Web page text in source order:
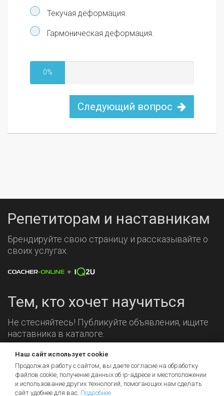
Текучая деформация.
Гармоническая деформация.
0%
Следующий вопрос
Репетиторам и наставникам
Брендируйте свою страницу и рассказывайте о
своих услугах.
Тем, кто хочет научиться
Не стесняйтесь! Публикуйте объявления, ищите
наставника в каталоге.
Мы на связи!
Наш сайт использует cookie
Продолжая работу с сайтом, вы даете согласие на обработку
файлов cookie, получение данных об ip-адресе и местоположении
и использование других технологий, помогающих нам сделать
сайт удобнее для вас. Подробнее